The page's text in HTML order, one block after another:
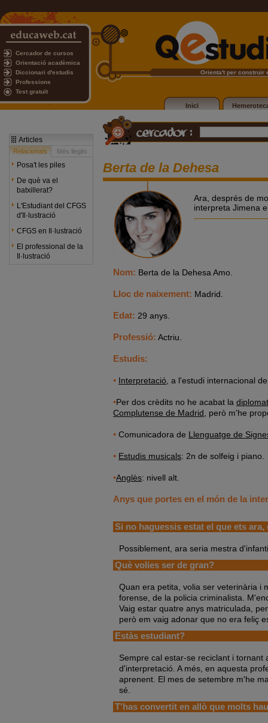
Cercador de cursos
Orientació acadèmica
Diccionari d'estudis
Professions
Test gratuït
Orienta't per construir
Inici
Articles
Relacionats Més llegits
Posa't les piles
De què va el
batxillerat?
L'Estudiant del CFGS
d'Il·lustració
CFGS en Il·lustració
El professional de la
Il·lustració
Berta de la Dehesa
Ara, després de
interpreta Jimena
Nom: Berta de la Dehesa Amo.
Lloc de naixement: Madrid.
Edat: 29 anys.
Professió: Actriu.
Estudis:
• Interpretació , a l'estudi internacional
•Per dos crèdits no he acabat la
Complutense de Madrid , però m'he
• Comunicadora de Llenguatge de
• Estudis musicals: 2n de solfeig i piano.
•Anglès: nivell alt.
Anys que portes en el món de la
Si no haguessis estat el que ets
Possiblement, ara seria mestra
Què volies ser de gran?
Quan era petita, volia ser veterinària i
forense, de la policia criminalista.
Vaig estar quatre anys matriculada,
però em vaig adonar que no era feliç
Estàs estudiant?
Sempre cal estar-se reciclant i
d'interpretació. A més, en aquesta
aprenent. El mes de setembre m'he
sé.
T'has convertit en allò que molts